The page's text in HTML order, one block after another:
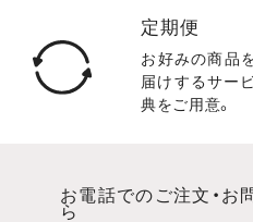
定期便
お好みの商品
届けするサー
典をご用意。
お電話でのご注文・お
ら